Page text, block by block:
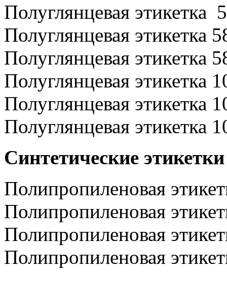
Полуглянцевая этикетка
Полуглянцевая этикетка
Полуглянцевая этикетка
Полуглянцевая этикетка
Полуглянцевая этикетка
Полуглянцевая этикетка
Синтетические этикетки
Полипропиленовая
Полипропиленовая
Полипропиленовая
Полипропиленовая